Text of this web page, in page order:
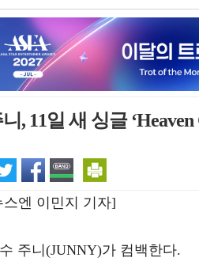
, 11일 새 싱글
스엔 이민지 기자]
주니(JUNNY)가 컴백한다.